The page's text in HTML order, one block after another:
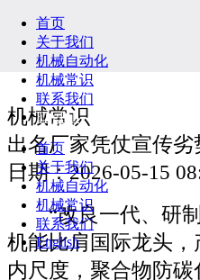
首页
关于我们
机械自动化
机械常识
联系我们
English
首页
关于我们
机械自动化
机械常识
联系我们
English
机械常识
出名厂家凭仗宣传劣
日期：2026-05-15
“改良一代、研制
机能比肩国际龙头
内尺度，聚合物防